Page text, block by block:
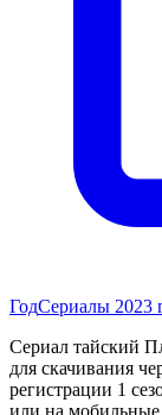
ГодСериалы 2023
Сериал тайский
для скачивания
регистрации 1
или на